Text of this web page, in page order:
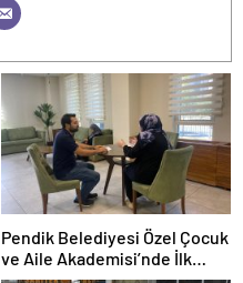
Pendik Belediyesi Özel Çocuk
ve Aile Akademisi’nde İlk